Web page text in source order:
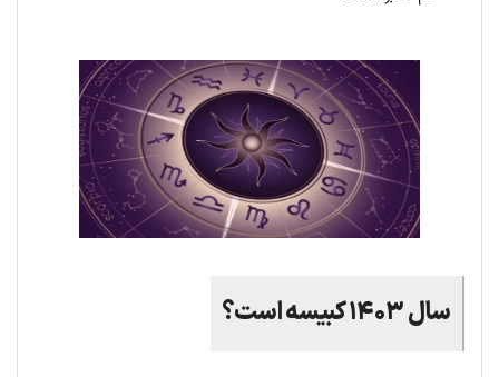
سال ۱۴۰۳ کبیسه است؟